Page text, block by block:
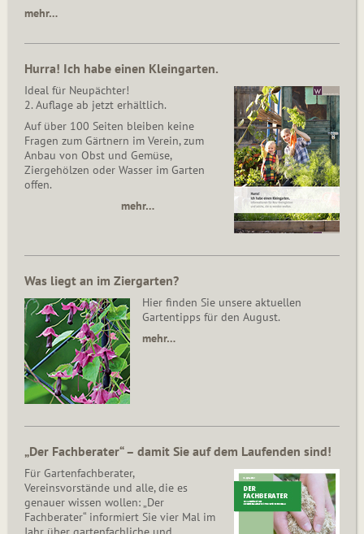
mehr…
Hurra! Ich habe einen Kleingarten.
Ideal für Neupächter!
2. Auflage ab jetzt erhältlich.
Auf über 100 Seiten bleiben keine
Fragen zum Gärtnern im Verein, zum
Anbau von Obst und Gemüse,
Ziergehölzen oder Wasser im Garten
offen.
mehr…
Was liegt an im Ziergarten?
Hier finden Sie unsere aktuellen
Gartentipps für den August.
mehr…
„Der Fachberater“ – damit Sie auf dem Laufenden sind!
Für Gartenfachberater,
Vereinsvorstände und alle, die es
genauer wissen wollen: „Der
Fachberater“ informiert Sie vier Mal im